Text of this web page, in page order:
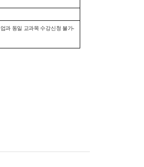
과 동일 교과목 수강신청 불가-